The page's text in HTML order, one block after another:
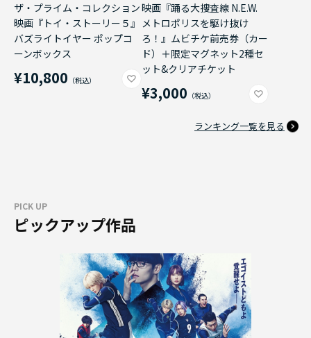
ザ・プライム・コレクション
映画『トイ・ストーリー５』
バズライトイヤー ポップコ
ーンボックス
¥10,800
映画『踊る大捜査線 N.E.W.
メトロポリスを駆け抜け
ろ！』ムビチケ前売券（カー
ド）＋限定マグネット2種セ
ット&クリアチケット
¥3,000
ランキング一覧を見る
PICK UP
ピックアップ作品